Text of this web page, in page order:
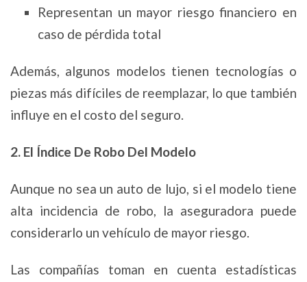
Representan un mayor riesgo financiero en
caso de pérdida total
Además, algunos modelos tienen tecnologías o
piezas más difíciles de reemplazar, lo que también
influye en el costo del seguro.
2. El Índice De Robo Del Modelo
Aunque no sea un auto de lujo, si el modelo tiene
alta incidencia de robo, la aseguradora puede
considerarlo un vehículo de mayor riesgo.
Las compañías toman en cuenta estadísticas